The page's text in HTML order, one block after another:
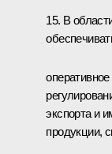
15. В
экспорта и
продукции,